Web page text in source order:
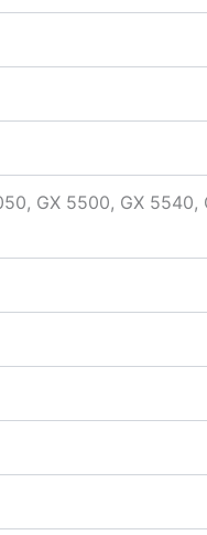
GX 5500, GX